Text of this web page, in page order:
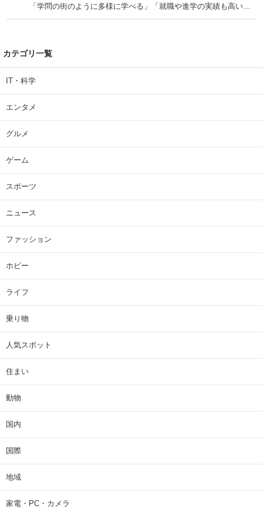
「学問の街のように多様に学べる」「就職や進学の実績も高い」
| 大学 ねとらぼリサーチ
カテゴリ一覧
IT・科学
エンタメ
グルメ
ゲーム
スポーツ
ニュース
ファッション
ホビー
ライフ
乗り物
人気スポット
住まい
動物
国内
国際
地域
家電・PC・カメラ